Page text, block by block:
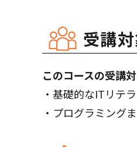
受講
このコースの受講
・基礎的なITリテ
・プログラミング